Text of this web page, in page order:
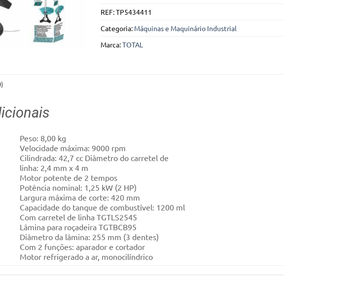
REF:TP5434411
Categoria: Máquinas e Maquinário Industrial
Marca:TOTAL
Peso: 8,00 kg
Velocidade máxima: 9000 rpm
Cilindrada: 42,7 cc Diâmetro do carretel de
linha: 2,4 mm x 4 m
Motor potente de 2 tempos
Potência nominal: 1,25 kW (2 HP)
Largura máxima de corte: 420 mm
Capacidade do tanque de combustível: 1200 ml
Com carretel de linha TGTLS2545
Lâmina para roçadeira TGTBCB95
Diâmetro da lâmina: 255 mm (3 dentes)
Com 2 funções: aparador e cortador
Motor refrigerado a ar, monocilíndrico